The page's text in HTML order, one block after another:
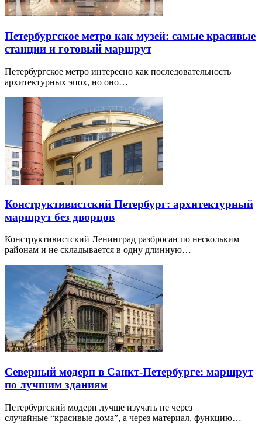
Петербургское метро как музей: самые красивые
станции и готовый маршрут
Петербургское метро интересно как последовательность
архитектурных эпох, но оно…
Конструктивистский Петербург: архитектурный
маршрут без дворцов
Конструктивистский Ленинград разбросан по нескольким
районам и не складывается в одну длинную…
Северный модерн в Санкт-Петербурге: маршрут
по лучшим зданиям
Петербургский модерн лучше изучать не через
случайные “красивые дома”, а через материал, функцию…